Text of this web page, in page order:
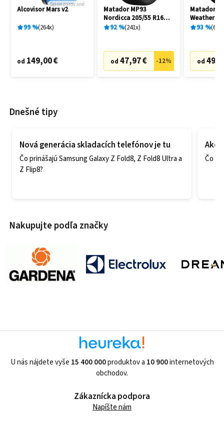
Sponzorované
Alcovisor Mars v2
99% 264x
od 149,00 €
Matador MP93
Nordicca 205/55 R16
91H
92% 241x
od 47,97 € -12%
Matador
Weather
R16 91H
93% 69
od
Dnešné tipy
Nová generácia skladacích telefónov je tu
Čo prinášajú Samsung Galaxy Z Fold8, Z Fold8 Ultra a
Z Flip8?
Ako
Čo
Nakupujte podľa značky
U nás nájdete vyše 15 400 000produktov a 10 900internetových
obchodov.
Zákaznícka podpora
Napíšte nám